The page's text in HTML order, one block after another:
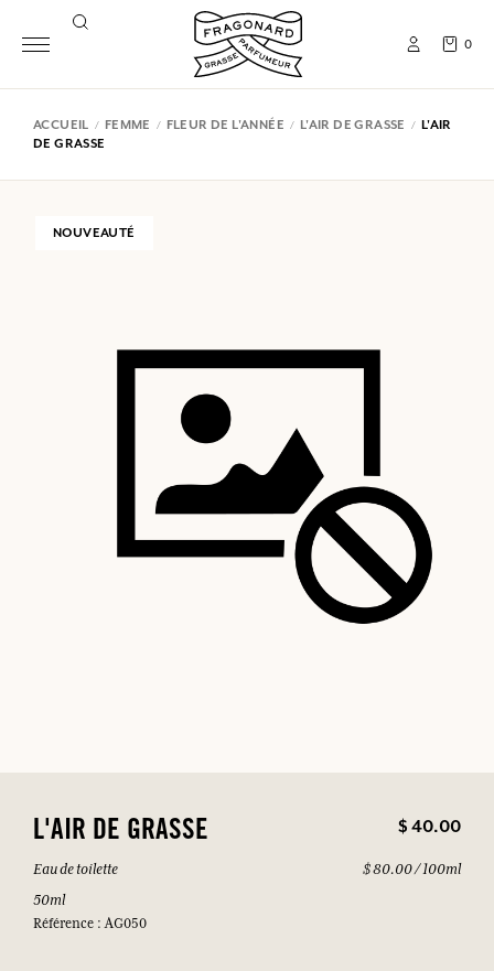
0
ACCUEIL FEMME FLEUR DE L'ANNÉE L'AIR DE GRASSE
L'AIR
DE GRASSE
NOUVEAUTÉ
L'AIR DE GRASSE $ 40.00
Eau de toilette
50ml
Référence : AG050
$ 80.00 / 100ml